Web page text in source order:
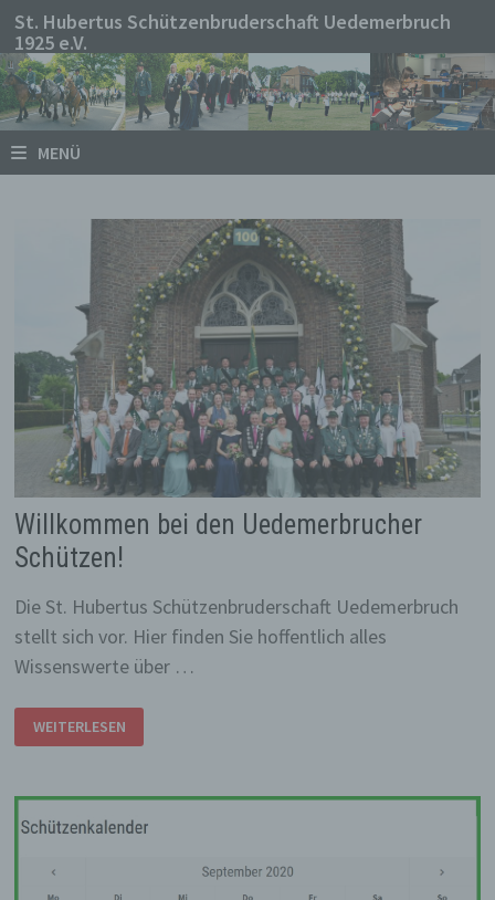
Zum
Inhalt
springen
St. Hubertus Schützenbruderschaft Uedemerbruch
1925 e.V.
MENÜ
Willkommen bei den Uedemerbrucher
Schützen!
Die St. Hubertus Schützenbruderschaft Uedemerbruch
stellt sich vor. Hier finden Sie hoffentlich alles
Wissenswerte über …
BEI
DEN
WEITERLESEN